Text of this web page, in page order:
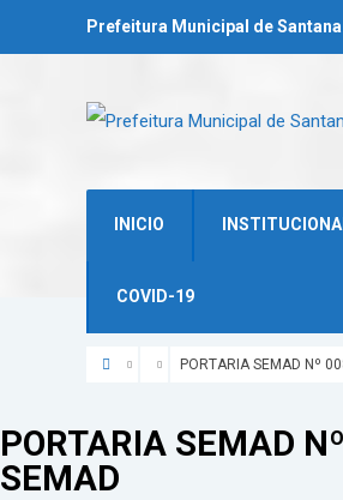
Prefeitura Municipal de Santana
INICIO
COVID-19
PORTARIA SEMAD Nº
PORTARIA SEMAD
SEMAD